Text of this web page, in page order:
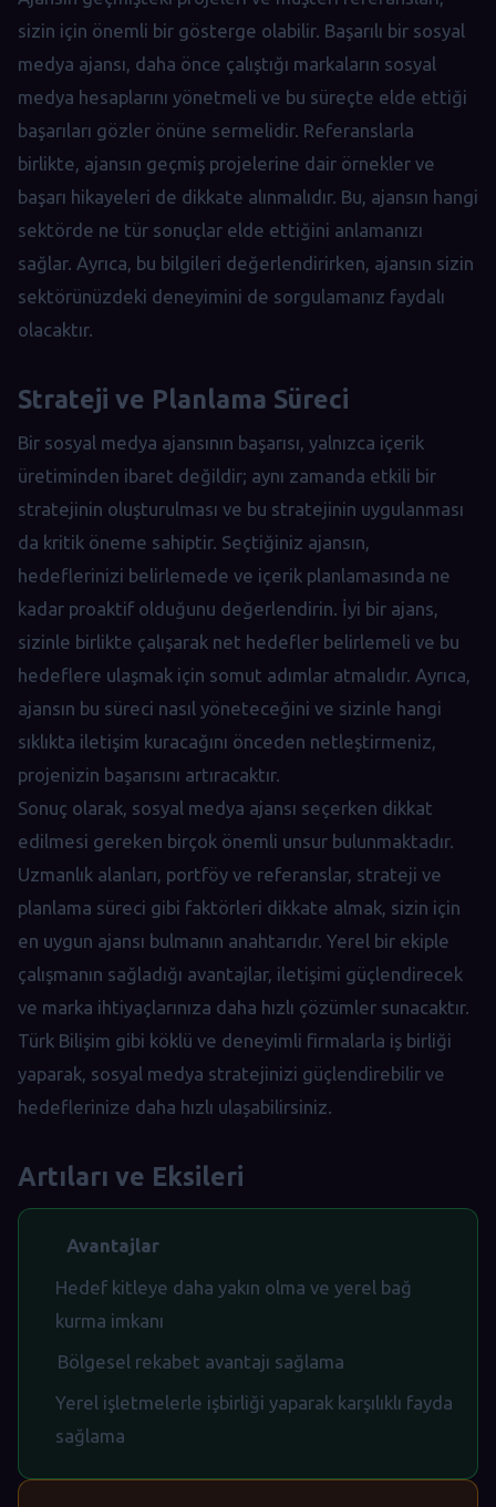
sizin için önemli bir gösterge olabilir. Başarılı bir sosyal
medya ajansı, daha önce çalıştığı markaların sosyal
medya hesaplarını yönetmeli ve bu süreçte elde ettiği
başarıları gözler önüne sermelidir. Referanslarla
birlikte, ajansın geçmiş projelerine dair örnekler ve
başarı hikayeleri de dikkate alınmalıdır. Bu, ajansın hangi
sektörde ne tür sonuçlar elde ettiğini anlamanızı
sağlar. Ayrıca, bu bilgileri değerlendirirken, ajansın sizin
sektörünüzdeki deneyimini de sorgulamanız faydalı
olacaktır.
Strateji ve Planlama Süreci
Bir sosyal medya ajansının başarısı, yalnızca içerik
üretiminden ibaret değildir; aynı zamanda etkili bir
stratejinin oluşturulması ve bu stratejinin uygulanması
da kritik öneme sahiptir. Seçtiğiniz ajansın,
hedeflerinizi belirlemede ve içerik planlamasında ne
kadar proaktif olduğunu değerlendirin. İyi bir ajans,
sizinle birlikte çalışarak net hedefler belirlemeli ve bu
hedeflere ulaşmak için somut adımlar atmalıdır. Ayrıca,
ajansın bu süreci nasıl yöneteceğini ve sizinle hangi
sıklıkta iletişim kuracağını önceden netleştirmeniz,
projenizin başarısını artıracaktır.
Sonuç olarak, sosyal medya ajansı seçerken dikkat
edilmesi gereken birçok önemli unsur bulunmaktadır.
Uzmanlık alanları, portföy ve referanslar, strateji ve
planlama süreci gibi faktörleri dikkate almak, sizin için
en uygun ajansı bulmanın anahtarıdır. Yerel bir ekiple
çalışmanın sağladığı avantajlar, iletişimi güçlendirecek
ve marka ihtiyaçlarınıza daha hızlı çözümler sunacaktır.
Türk Bilişim gibi köklü ve deneyimli firmalarla iş birliği
yaparak, sosyal medya stratejinizi güçlendirebilir ve
hedeflerinize daha hızlı ulaşabilirsiniz.
Artıları ve Eksileri
Avantajlar
Hedef kitleye daha yakın olma ve yerel bağ
kurma imkanı
Bölgesel rekabet avantajı sağlama
Yerel işletmelerle işbirliği yaparak karşılıklı fayda
sağlama